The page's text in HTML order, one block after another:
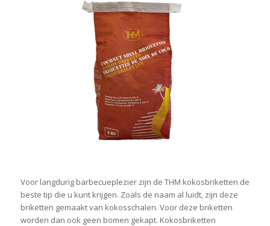
Voor langdurig barbecueplezier zijn de THM kokosbriketten de
beste tip die u kunt krijgen. Zoals de naam al luidt, zijn deze
briketten gemaakt van kokosschalen. Voor deze briketten
worden dan ook geen bomen gekapt. Kokosbriketten